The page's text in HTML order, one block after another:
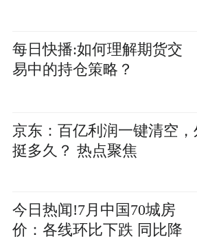
每日快播:如何理解期货交
易中的持仓策略？
京东：百亿利润一键清空
挺多久？ 热点聚焦
今日热闻!7月中国70城房
价：各线环比下跌 同比降